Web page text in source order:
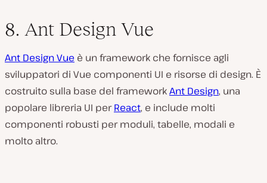
8. Ant Design Vue
Ant Design Vue è un framework che fornisce agli
sviluppatori di Vue componenti UI e risorse di design. È
costruito sulla base del frameworkAnt Design, una
popolare libreria UI perReact, e include molti
componenti robusti per moduli, tabelle, modali e
molto altro.